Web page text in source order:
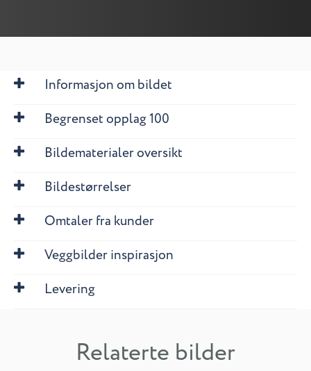
Informasjon om bildet
Begrenset opplag 100
Bildematerialer oversikt
Bildestørrelser
Omtaler fra kunder
Veggbilder inspirasjon
Levering
Relaterte bilder